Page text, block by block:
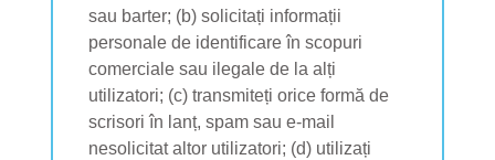
sau barter; (b) solicitați informații
personale de identificare în scopuri
comerciale sau ilegale de la alți
utilizatori; (c) transmiteți orice formă de
scrisori în lanț, spam sau e-mail
nesolicitat altor utilizatori; (d) utilizați